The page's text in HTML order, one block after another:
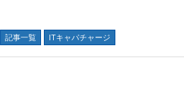
記事一覧 ITキャパチャージ